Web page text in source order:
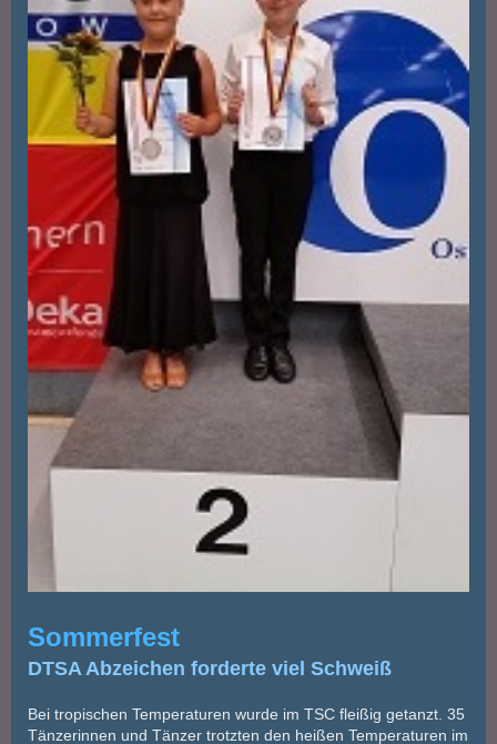
Sommerfest
DTSA Abzeichen forderte viel Schweiß
Bei tropischen Temperaturen wurde im TSC fleißig getanzt. 35
Tänzerinnen und Tänzer trotzten den heißen Temperaturen im